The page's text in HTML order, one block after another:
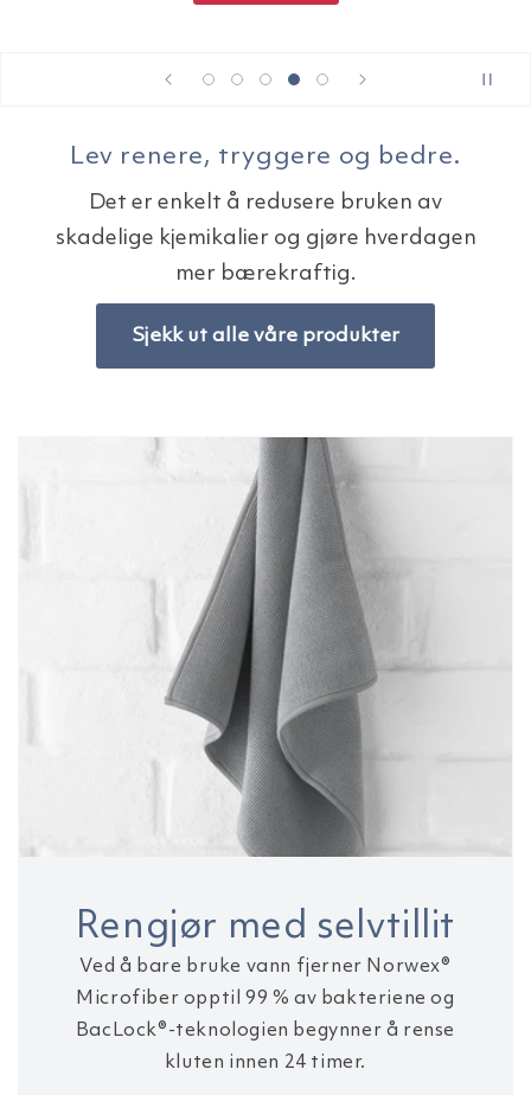
Lev renere, tryggere og bedre.
Det er enkelt å redusere bruken av
skadelige kjemikalier og gjøre hverdagen
mer bærekraftig.
Sjekk ut alle våre produkter
Rengjør med selvtillit
Ved å bare bruke vann fjerner Norwex®
Microfiber opptil 99 % av bakteriene og
BacLock®-teknologien begynner å rense
kluten innen 24 timer.